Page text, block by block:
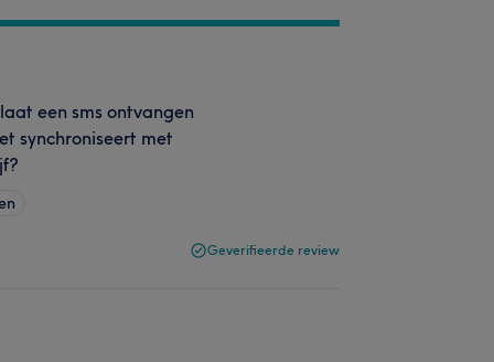
een sms ontvangen
synchroniseert met
Geverifieerde review